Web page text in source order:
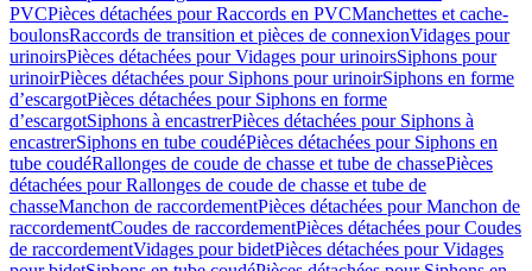
PVCPièces détachées pour Raccords en PVCManchettes et cache-
boulonsRaccords de transition et pièces de connexionVidages pour
urinoirsPièces détachées pour Vidages pour urinoirsSiphons pour
urinoirPièces détachées pour Siphons pour urinoirSiphons en forme
d’escargotPièces détachées pour Siphons en forme
d’escargotSiphons à encastrerPièces détachées pour Siphons à
encastrerSiphons en tube coudéPièces détachées pour Siphons en
tube coudéRallonges de coude de chasse et tube de chassePièces
détachées pour Rallonges de coude de chasse et tube de
chasseManchon de raccordementPièces détachées pour Manchon de
raccordementCoudes de raccordementPièces détachées pour Coudes
de raccordementVidages pour bidetPièces détachées pour Vidages